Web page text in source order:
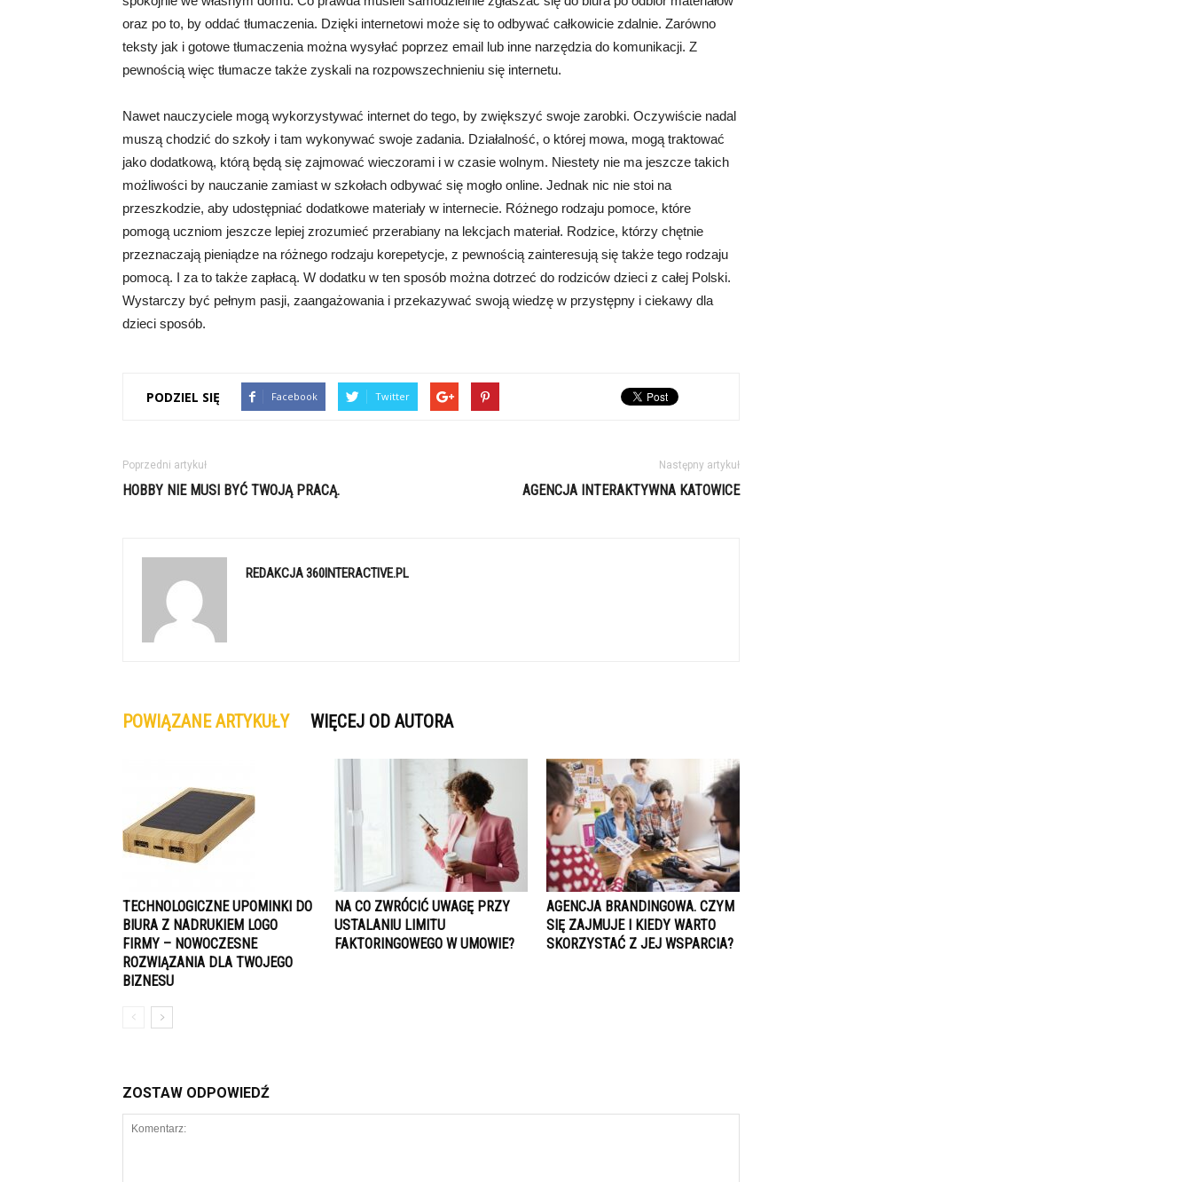
oraz po to, by oddać tłumaczenia. Dzięki internetowi może się to odbywać całkowicie zdalnie. Zarówno
teksty jak i gotowe tłumaczenia można wysyłać poprzez email lub inne narzędzia do komunikacji. Z
pewnością więc tłumacze także zyskali na rozpowszechnieniu się internetu.
Nawet nauczyciele mogą wykorzystywać internet do tego, by zwiększyć swoje zarobki. Oczywiście nadal
muszą chodzić do szkoły i tam wykonywać swoje zadania. Działalność, o której mowa, mogą traktować
jako dodatkową, którą będą się zajmować wieczorami i w czasie wolnym. Niestety nie ma jeszcze takich
możliwości by nauczanie zamiast w szkołach odbywać się mogło online. Jednak nic nie stoi na
przeszkodzie, aby udostępniać dodatkowe materiały w internecie. Różnego rodzaju pomoce, które
pomogą uczniom jeszcze lepiej zrozumieć przerabiany na lekcjach materiał. Rodzice, którzy chętnie
przeznaczają pieniądze na różnego rodzaju korepetycje, z pewnością zainteresują się także tego rodzaju
pomocą. I za to także zapłacą. W dodatku w ten sposób można dotrzeć do rodziców dzieci z całej Polski.
Wystarczy być pełnym pasji, zaangażowania i przekazywać swoją wiedzę w przystępny i ciekawy dla
dzieci sposób.
PODZIEL SIĘ Facebook Twitter
Poprzedni artykuł
HOBBY NIE MUSI BYĆ TWOJĄ PRACĄ.
Następny artykuł
AGENCJA INTERAKTYWNA KATOWICE
REDAKCJA 360INTERACTIVE.PL
POWIĄZANE ARTYKUŁY WIĘCEJ OD AUTORA
TECHNOLOGICZNE UPOMINKI DO
BIURA Z NADRUKIEM LOGO
FIRMY – NOWOCZESNE
ROZWIĄZANIA DLA TWOJEGO
BIZNESU
NA CO ZWRÓCIĆ UWAGĘ PRZY
USTALANIU LIMITU
FAKTORINGOWEGO W UMOWIE?
AGENCJA BRANDINGOWA. CZYM
SIĘ ZAJMUJE I KIEDY WARTO
SKORZYSTAĆ Z JEJ WSPARCIA?
ZOSTAW ODPOWIEDŹ